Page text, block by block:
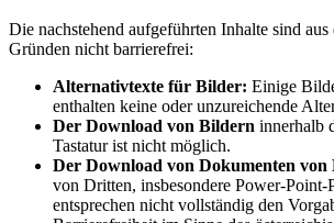
Die nachstehend aufgeführten Inhalte sind aus
Gründen nicht barrierefrei:
Alternativtexte für Bilder: Einige
enthalten keine oder unzureichende
Der Download von Bildern innerhalb
Tastatur ist nicht möglich.
Der Download von Dokumenten von
von Dritten, insbesondere Power-Point-
entsprechen nicht vollständig den